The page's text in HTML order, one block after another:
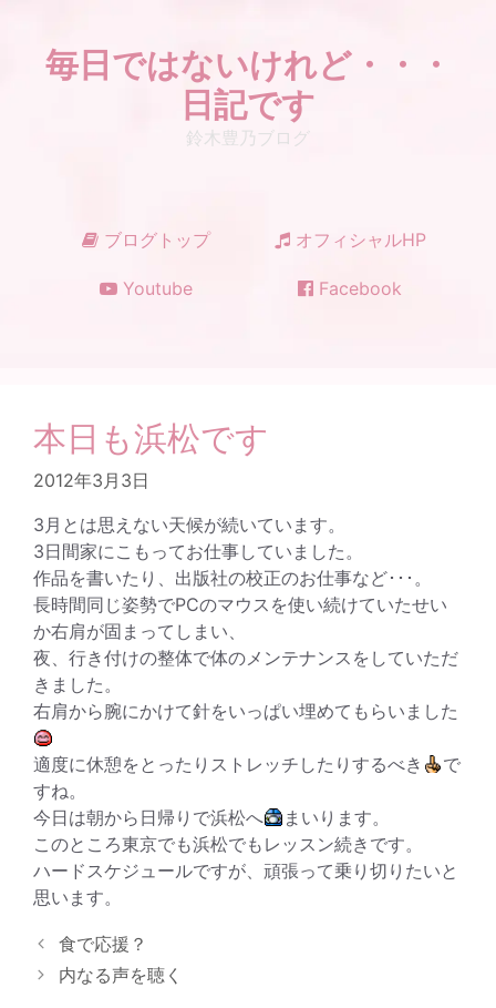
毎日ではないけれど・・・
日記です
鈴木豊乃ブログ
ブログトップ オフィシャルHP
Youtube Facebook
本日も浜松です
2012年3月3日
3月とは思えない天候が続いています。
3日間家にこもってお仕事していました。
作品を書いたり、出版社の校正のお仕事など･･･。
長時間同じ姿勢でPCのマウスを使い続けていたせい
か右肩が固まってしまい、
夜、行き付けの整体で体のメンテナンスをしていただ
きました。
右肩から腕にかけて針をいっぱい埋めてもらいました
適度に休憩をとったりストレッチしたりするべき
で
すね。
今日は朝から日帰りで浜松へ
まいります。
このところ東京でも浜松でもレッスン続きです。
ハードスケジュールですが、頑張って乗り切りたいと
思います。
食で応援？
内なる声を聴く